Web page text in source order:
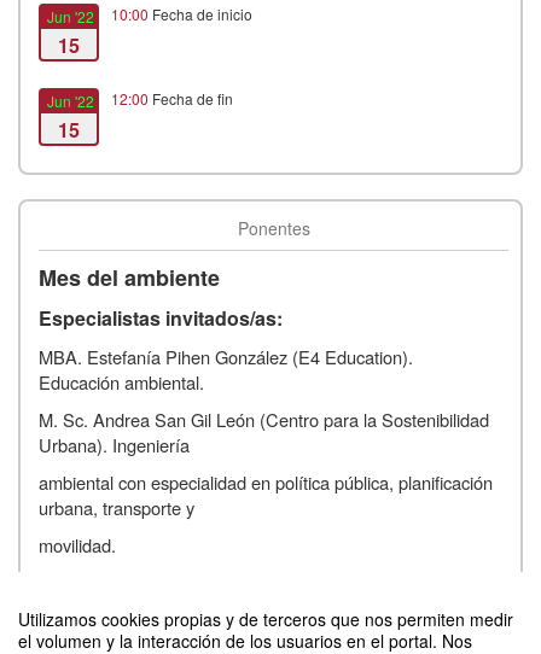
Utilizamos cookies propias y de terceros que nos permiten medir
el volumen y la interacción de los usuarios en el portal. Nos
Jun '22
15
10:00 Fecha de inicio
Jun '22
15
12:00 Fecha de fin
Ponentes
Mes del ambiente
Especialistas invitados/as:
MBA. Estefanía Pihen González (E4 Education).
Educación ambiental.
M. Sc. Andrea San Gil León (Centro para la Sostenibilidad
Urbana). Ingeniería
ambiental con especialidad en política pública, planificación
urbana, transporte y
movilidad.
Ingeniería mecánica y
Oceanografía, Diplomacia científica.